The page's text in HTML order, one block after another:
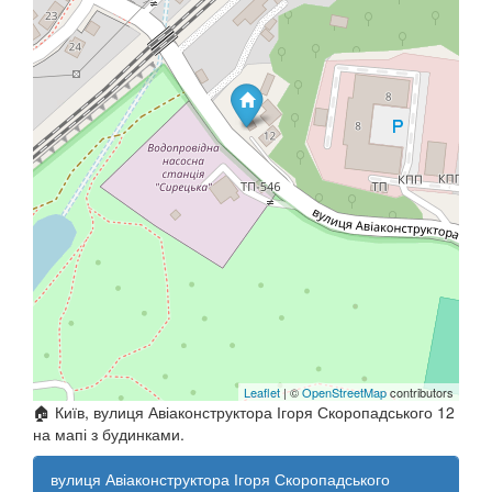
Leaflet| ©OpenStreetMapcontributors
🏠 Київ, вулиця Авіаконструктора Ігоря Скоропадського 12
на мапі з будинками.
вулиця Авіаконструктора Ігоря Скоропадського